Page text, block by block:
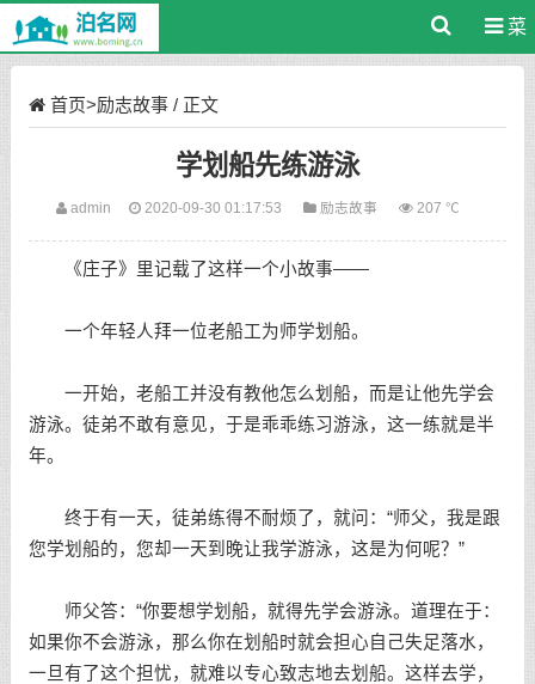
菜
首页>励志故事/ 正文
学划船先练游泳
admin 2020-09-30 01:17:53 励志故事 207 ℃
《庄子》里记载了这样一个小故事——
一个年轻人拜一位老船工为师学划船。
一开始，老船工并没有教他怎么划船，而是让他先学会
游泳。徒弟不敢有意见，于是乖乖练习游泳，这一练就是半
年。
终于有一天，徒弟练得不耐烦了，就问：“师父，我是跟
您学划船的，您却一天到晚让我学游泳，这是为何呢？”
师父答：“你要想学划船，就得先学会游泳。道理在于：
如果你不会游泳，那么你在划船时就会担心自己失足落水，
一旦有了这个担忧，就难以专心致志地去划船。这样去学，